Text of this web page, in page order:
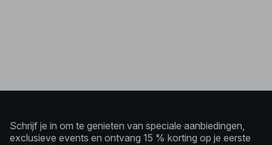
Schrijf je in om te genieten van speciale aanbiedingen,
exclusieve events en ontvang 15 % korting op je eerste